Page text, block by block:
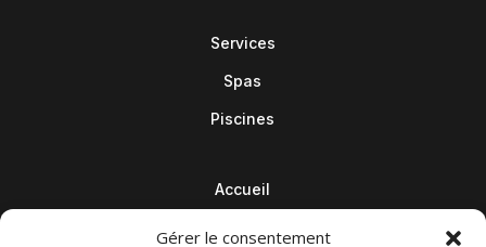
Gérer le consentement
Services
Spas
Piscines
Accueil